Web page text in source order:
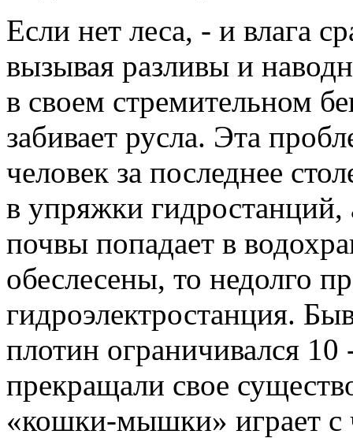
Если нет леса, - и влага
вызывая разливы и
в своем стремительном
забивает русла. Эта
человек за последнее
в упряжки
почвы попадает в
обеслесены, то недолго
гидроэлектростанция.
плотин ограничивался
прекращали свое
«кошки-мышки» играет